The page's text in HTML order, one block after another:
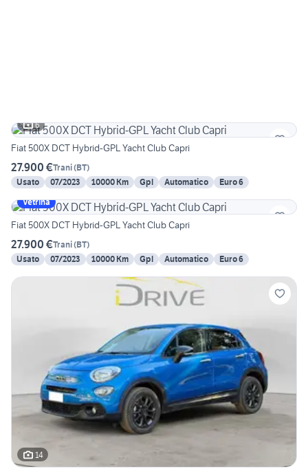
6
Fiat 500X DCT Hybrid-GPL Yacht Club Capri
27.900 €Trani(BT)
Usato
07/2023 10000 Km Gpl Automatico
Euro 6
Vetrina
Fiat 500X DCT Hybrid-GPL Yacht Club Capri
27.900 €Trani(BT)
Usato
07/2023 10000 Km Gpl Automatico Euro 6
14